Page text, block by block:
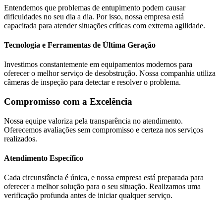
Entendemos que problemas de entupimento podem causar
dificuldades no seu dia a dia. Por isso, nossa empresa está
capacitada para atender situações críticas com extrema agilidade.
Tecnologia e Ferramentas de Última Geração
Investimos constantemente em equipamentos modernos para
oferecer o melhor serviço de desobstrução. Nossa companhia utiliza
câmeras de inspeção para detectar e resolver o problema.
Compromisso com a Excelência
Nossa equipe valoriza pela transparência no atendimento.
Oferecemos avaliações sem compromisso e certeza nos serviços
realizados.
Atendimento Específico
Cada circunstância é única, e nossa empresa está preparada para
oferecer a melhor solução para o seu situação. Realizamos uma
verificação profunda antes de iniciar qualquer serviço.